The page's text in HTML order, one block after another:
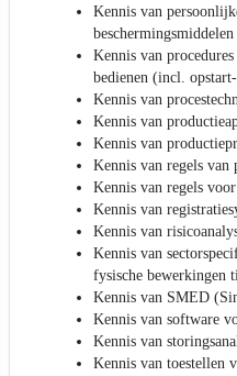
Kennis van
beschermingsmiddelen
Kennis van
bedienen (incl.
Kennis van
Kennis van
Kennis van
Kennis van regels van
Kennis van regels
Kennis van
Kennis van
Kennis van
fysische bewerkingen
Kennis van SMED
Kennis van software
Kennis van
Kennis van toestellen